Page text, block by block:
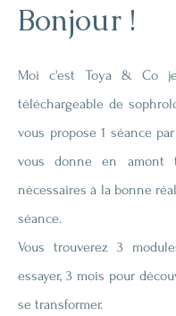
Bonjour !
Moi c'est Toya & Co
téléchargeable de
vous propose 1 séance
vous donne en amont
nécessaires à la bonne
séance.
Vous trouverez 3
essayer, 3 mois pour
se transformer.